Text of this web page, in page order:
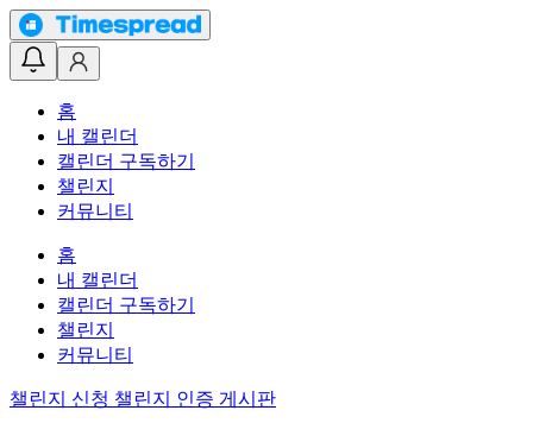
홈
내 캘린더
캘린더 구독하기
챌린지
커뮤니티
홈
내 캘린더
캘린더 구독하기
챌린지
커뮤니티
챌린지 신청 챌린지 인증 게시판